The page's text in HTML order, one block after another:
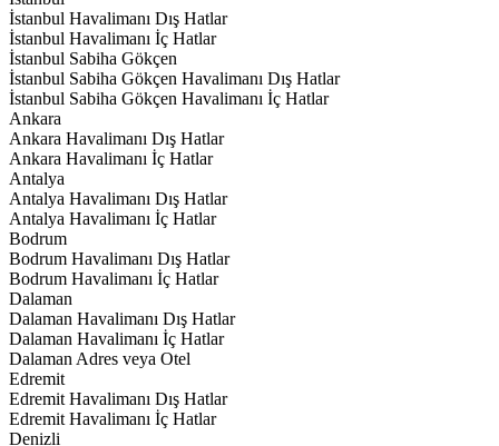
İstanbul Havalimanı Dış Hatlar
İstanbul Havalimanı İç Hatlar
İstanbul Sabiha Gökçen
İstanbul Sabiha Gökçen Havalimanı Dış Hatlar
İstanbul Sabiha Gökçen Havalimanı İç Hatlar
Ankara
Ankara Havalimanı Dış Hatlar
Ankara Havalimanı İç Hatlar
Antalya
Antalya Havalimanı Dış Hatlar
Antalya Havalimanı İç Hatlar
Bodrum
Bodrum Havalimanı Dış Hatlar
Bodrum Havalimanı İç Hatlar
Dalaman
Dalaman Havalimanı Dış Hatlar
Dalaman Havalimanı İç Hatlar
Dalaman Adres veya Otel
Edremit
Edremit Havalimanı Dış Hatlar
Edremit Havalimanı İç Hatlar
Denizli